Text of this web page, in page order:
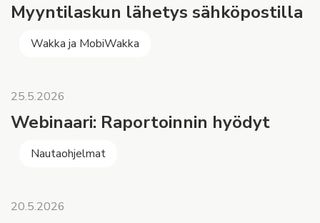
Myyntilaskun lähetys sähköpostilla
Wakka ja MobiWakka
25.5.2026
Webinaari: Raportoinnin hyödyt
Nautaohjelmat
20.5.2026